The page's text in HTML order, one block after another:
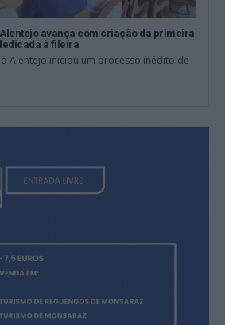
avança com criação da primeira
à fileira
Alentejo iniciou um processo inédito de